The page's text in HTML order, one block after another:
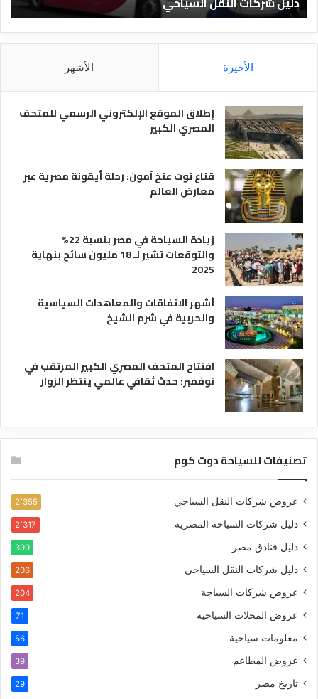
د
ق
ا
ل
ر
ي
ة
الأخيرة الأشهر
إطلاق الموقع الإلكتروني الرسمي للمتحف
المصري الكبير
قناع توت عنخ آمون: رحلة أيقونة مصرية عبر
معارض العالم
زيادة السياحة في مصر بنسبة 22%
والتوقعات تشير لـ 18 مليون سائح بنهاية
2025
أشهر الاتفاقات والمعاهدات السياسية
والحربية في شرم الشيخ
افتتاح المتحف المصري الكبير المرتقب في
نوفمبر: حدث ثقافي عالمي ينتظر الزوار
تصنيفات للسياحة دوت كوم
عروض شركات النقل السياحي 2٬355
دليل شركات السياحة المصرية 2٬317
دليل فنادق مصر 399
دليل شركات النقل السياحي 206
عروض شركات السياحة 204
عروض المحلات السياحية 71
معلومات سياحية 56
عروض المطاعم 39
تاريخ مصر 29